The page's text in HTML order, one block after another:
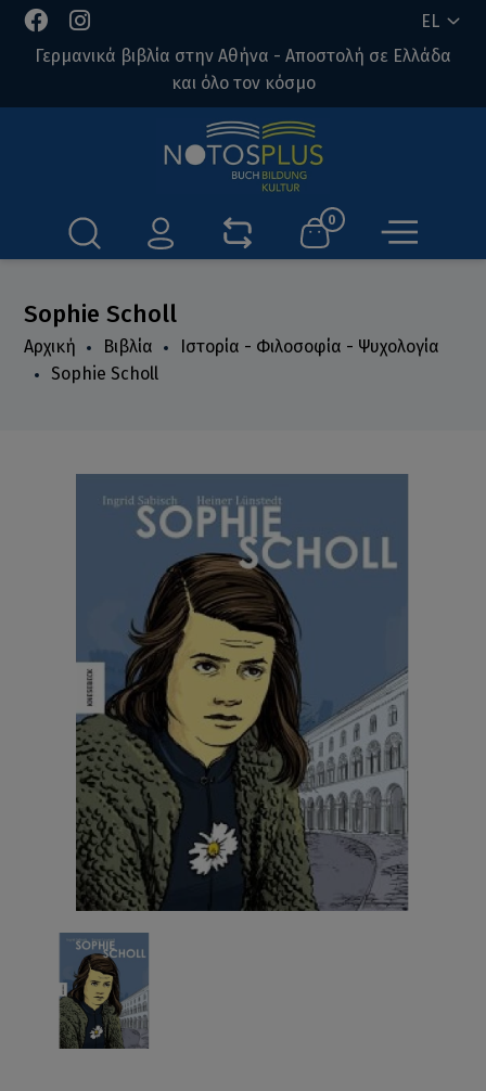
EL
Γερμανικά βιβλία στην Αθήνα - Αποστολή σε Ελλάδα
και όλο τον κόσμο
0
Sophie Scholl
Αρχική Βιβλία
Ιστορία - Φιλοσοφία - Ψυχολογία
Sophie Scholl